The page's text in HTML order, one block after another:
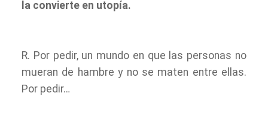
la convierte en utopía.
R. Por pedir, un mundo en que las personas no
mueran de hambre y no se maten entre ellas.
Por pedir…